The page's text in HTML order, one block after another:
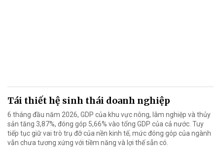
Tái thiết hệ sinh thái doanh nghiệp
6 tháng đầu năm 2026, GDP của khu vực nông, lâm nghiệp và thủy
sản tăng 3,87%, đóng góp 5,66% vào tổng GDP của cả nước. Tuy
tiếp tục giữ vai trò trụ đỡ của nền kinh tế, mức đóng góp của ngành
vẫn chưa tương xứng với tiềm năng và lợi thế sẵn có.